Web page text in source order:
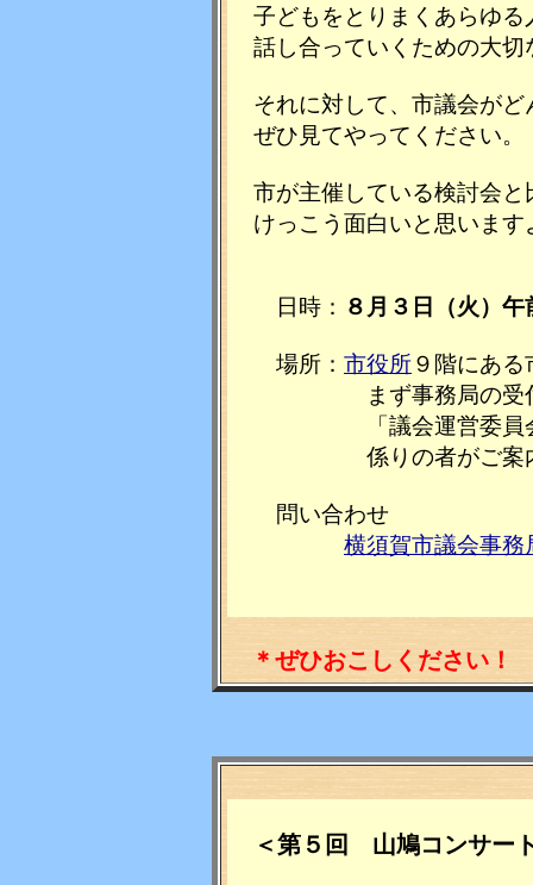
子どもをとりまくあらゆる
話し合っていくための大切
それに対して、市議会がど
ぜひ見てやってください。
市が主催している検討会と
けっこう面白いと思います
日時： ８月３日（火）
場所： 市役所９階にあ
まず事務局の受付に
「議会運営委員会の傍
係りの者がご案内
問い合わせ
横須賀市議会事務
＊ぜひおこしください！
＜第５回 山鳩コンサー